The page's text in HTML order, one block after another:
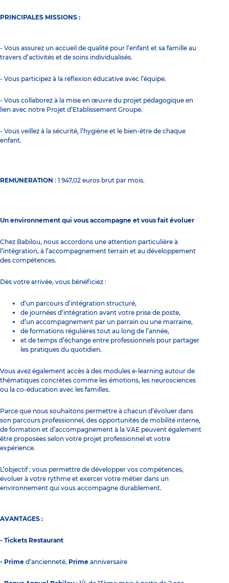
PRINCIPALES MISSIONS :
- Vous assurez un accueil de qualité pour l’enfant et sa famille au
travers d’activités et de soins individualisés.
- Vous participez à la réflexion éducative avec l’équipe.
- Vous collaborez à la mise en œuvre du projet pédagogique en
lien avec notre Projet d’Etablissement Groupe.
- Vous veillez à la sécurité, l’hygiène et le bien-être de chaque
enfant.
REMUNERATION : 1 947,02 euros brut par mois.
Un environnement qui vous accompagne et vous fait évoluer
Chez Babilou, nous accordons une attention particulière à
l’intégration, à l’accompagnement terrain et au développement
des compétences.
Dès votre arrivée, vous bénéficiez :
d’un parcours d’intégration structuré,
de journées d’intégration avant votre prise de poste,
d’un accompagnement par un parrain ou une marraine,
de formations régulières tout au long de l’année,
et de temps d’échange entre professionnels pour partager
les pratiques du quotidien.
Vous avez également accès à des modules e-learning autour de
thématiques concrètes comme les émotions, les neurosciences
ou la co-éducation avec les familles.
Parce que nous souhaitons permettre à chacun d’évoluer dans
son parcours professionnel, des opportunités de mobilité interne,
de formation et d’accompagnement à la VAE peuvent également
être proposées selon votre projet professionnel et votre
expérience.
L’objectif : vous permettre de développer vos compétences,
évoluer à votre rythme et exercer votre métier dans un
environnement qui vous accompagne durablement.
AVANTAGES :
- Tickets Restaurant
- Prime d’ancienneté, Prime anniversaire